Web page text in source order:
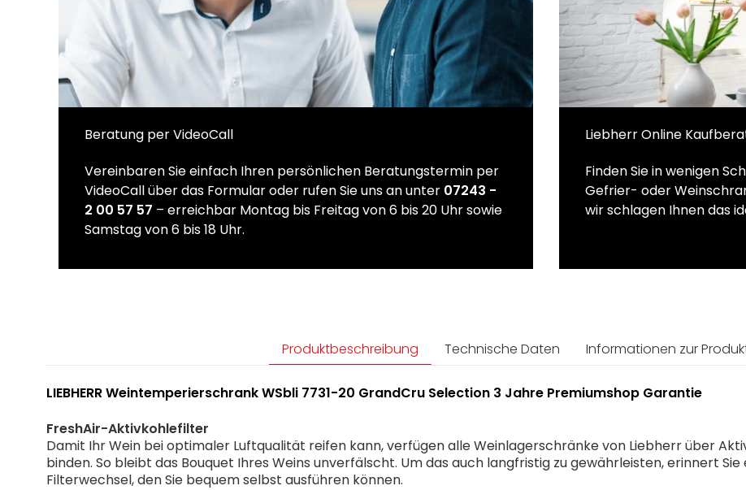
Beratung per VideoCall
Vereinbaren Sie einfach Ihren persönlichen Beratungstermin per
VideoCall über das Formular oder rufen Sie uns an unter 07243 -
2 00 57 57 – erreichbar Montag bis Freitag von 6 bis 20 Uhr sowie
Samstag von 6 bis 18 Uhr.
Liebherr Online
Finden Sie in wenigen
Gefrier- oder
wir schlagen Ihnen das
Produktbeschreibung Technische Daten Informationen zur
LIEBHERR Weintemperierschrank WSbli 7731-20 GrandCru Selection 3 Jahre Premiumshop Garantie
FreshAir-Aktivkohlefilter
Damit Ihr Wein bei optimaler Luftqualität reifen kann, verfügen alle Weinlagerschränke von Liebherr über
binden. So bleibt das Bouquet Ihres Weins unverfälscht. Um das auch langfristig zu gewährleisten, erinnert
Filterwechsel, den Sie bequem selbst ausführen können.